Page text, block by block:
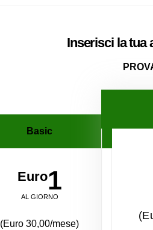
Inserisci la tua
Basic
Euro1
AL GIORNO
(Euro 30,00/mese)